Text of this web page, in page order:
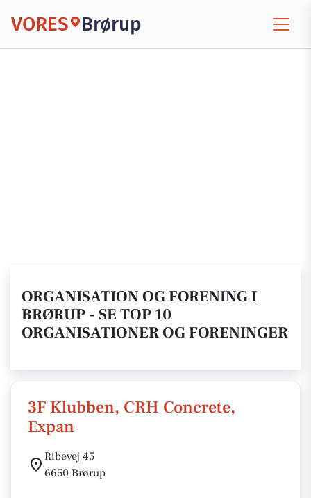
VORES Brørup
ORGANISATION OG FORENING I
BRØRUP - SE TOP 10
ORGANISATIONER OG FORENINGER
3F Klubben, CRH Concrete,
Expan
Ribevej 45
6650 Brørup